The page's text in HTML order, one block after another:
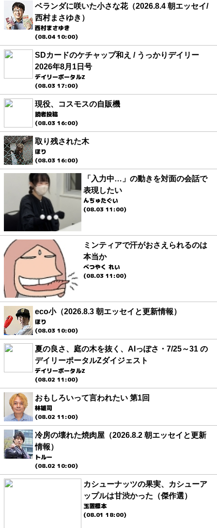
ベランダに咲いた小さな花（2026.8.4 朝エッセイ/
西村まさゆき）
西村まさゆき
(08.04 10:00)
SDカードのケチャップ和え / うっかりデイリー
2026年8月1日号
デイリーポータルZ
(08.03 17:00)
現役、コスモスの自販機
読者投稿
(08.03 16:00)
取り残された木
ほり
(08.03 16:00)
「入力中…」の動きを対面の会話で
表現したい
んちゅたぐい
(08.03 11:00)
ミンティアで汗がおさえられるのは
本当か
べつやく れい
(08.03 11:00)
eco小（2026.8.3 朝エッセイと更新情報）
ほり
(08.03 10:00)
夏の良さ、庭の木を抜く、AIっぽさ・7/25～31 の
デイリーポータルZダイジェスト
デイリーポータルZ
(08.02 11:00)
おもしろいって言われたい 第1回
林雄司
(08.02 11:00)
冷房の壊れた焼肉屋（2026.8.2 朝エッセイと更新
情報）
トルー
(08.02 10:00)
カシューナッツの果実、カシューア
ップルは甘渋かった（傑作選）
玉置標本
(08.01 18:00)